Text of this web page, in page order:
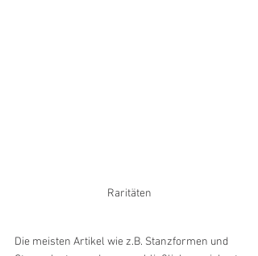
Raritäten
Die meisten Artikel wie z.B. Stanzformen und